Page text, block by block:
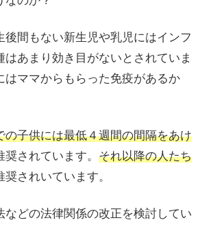
後間もない新生児や乳児にはインフ
はあまり効き目がないとされていま
はママからもらった免疫があるか
の子供には最低４週間の間隔をあけ
奨されています。 それ以降の人たち
奨されいています。
などの法律関係の改正を検討してい